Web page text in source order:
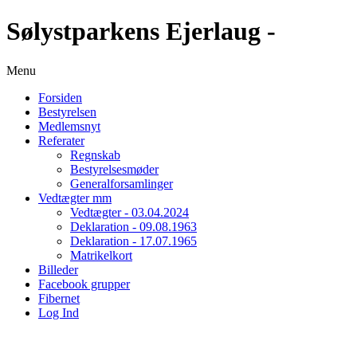
Sølystparkens Ejerlaug -
Menu
Forsiden
Bestyrelsen
Medlemsnyt
Referater
Regnskab
Bestyrelsesmøder
Generalforsamlinger
Vedtægter mm
Vedtægter - 03.04.2024
Deklaration - 09.08.1963
Deklaration - 17.07.1965
Matrikelkort
Billeder
Facebook grupper
Fibernet
Log Ind